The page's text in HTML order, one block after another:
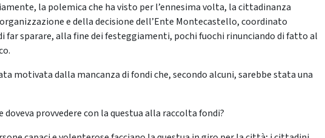
la polemica che ha visto per l’ennesima volta, la cittadinanza
e della decisione dell’Ente Montecastello, coordinato
far sparare, alla fine dei festeggiamenti, pochi fuochi rinunciando di fatto al
motivata dalla mancanza di fondi che, secondo alcuni, sarebbe stata una
provvedere con la questua alla raccolta fondi?